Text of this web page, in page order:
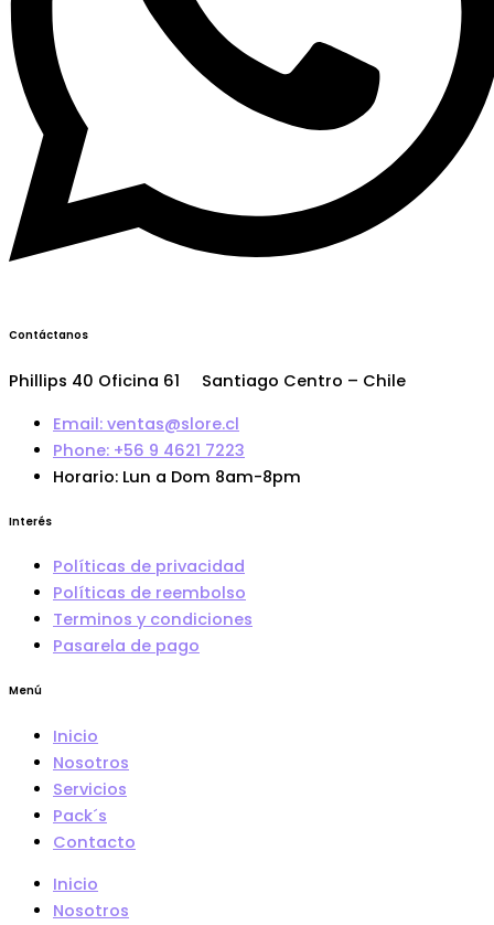
Contáctanos
Phillips 40 Oficina 61 Santiago Centro – Chile
Email: ventas@slore.cl
Phone: +56 9 4621 7223
Horario: Lun a Dom 8am-8pm
Interés
Políticas de privacidad
Políticas de reembolso
Terminos y condiciones
Pasarela de pago
Menú
Inicio
Nosotros
Servicios
Pack´s
Contacto
Inicio
Nosotros